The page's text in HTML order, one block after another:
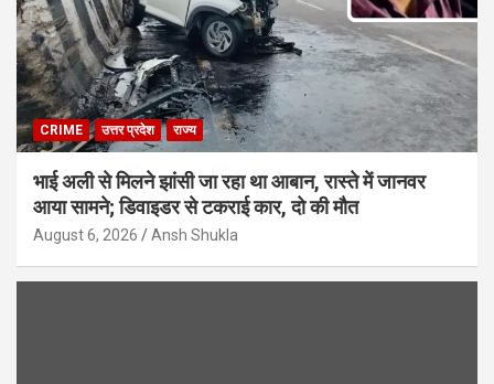
CRIME उत्तर प्रदेश राज्य
भाई अली से मिलने झांसी जा रहा था आबान, रास्ते में जानवर
आया सामने; डिवाइडर से टकराई कार, दो की मौत
August 6, 2026 Ansh Shukla